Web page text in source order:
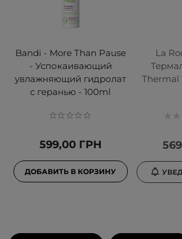
Bandi - More Than Pause
- Успокаивающий
увлажняющий гидролат
с геранью - 100ml
599,00 ГРН
ДОБАВИТЬ В КОРЗИНУ
La
Thermal